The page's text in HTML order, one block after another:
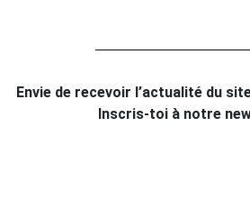
Envie de recevoir l’actualité du
Inscris-toi à notre